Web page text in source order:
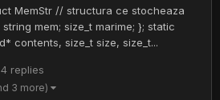
MemStr // structura ce stocheaza
mem; size_t marime; }; static
contents, size_t size, size_t...
4 replies
3 more)